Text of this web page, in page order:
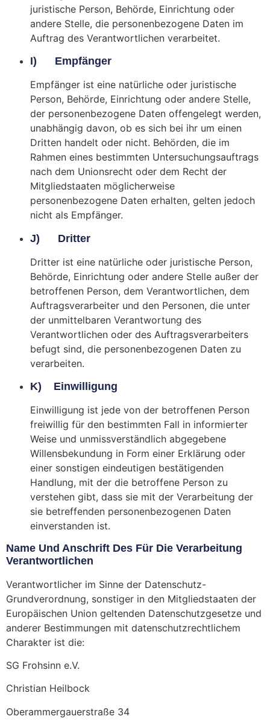
juristische Person, Behörde, Einrichtung oder
andere Stelle, die personenbezogene Daten im
Auftrag des Verantwortlichen verarbeitet.
I) Empfänger
Empfänger ist eine natürliche oder juristische
Person, Behörde, Einrichtung oder andere Stelle,
der personenbezogene Daten offengelegt werden,
unabhängig davon, ob es sich bei ihr um einen
Dritten handelt oder nicht. Behörden, die im
Rahmen eines bestimmten Untersuchungsauftrags
nach dem Unionsrecht oder dem Recht der
Mitgliedstaaten möglicherweise
personenbezogene Daten erhalten, gelten jedoch
nicht als Empfänger.
J) Dritter
Dritter ist eine natürliche oder juristische Person,
Behörde, Einrichtung oder andere Stelle außer der
betroffenen Person, dem Verantwortlichen, dem
Auftragsverarbeiter und den Personen, die unter
der unmittelbaren Verantwortung des
Verantwortlichen oder des Auftragsverarbeiters
befugt sind, die personenbezogenen Daten zu
verarbeiten.
K) Einwilligung
Einwilligung ist jede von der betroffenen Person
freiwillig für den bestimmten Fall in informierter
Weise und unmissverständlich abgegebene
Willensbekundung in Form einer Erklärung oder
einer sonstigen eindeutigen bestätigenden
Handlung, mit der die betroffene Person zu
verstehen gibt, dass sie mit der Verarbeitung der
sie betreffenden personenbezogenen Daten
einverstanden ist.
Name Und Anschrift Des Für Die Verarbeitung
Verantwortlichen
Verantwortlicher im Sinne der Datenschutz-
Grundverordnung, sonstiger in den Mitgliedstaaten der
Europäischen Union geltenden Datenschutzgesetze und
anderer Bestimmungen mit datenschutzrechtlichem
Charakter ist die:
SG Frohsinn e.V.
Christian Heilbock
Oberammergauerstraße 34